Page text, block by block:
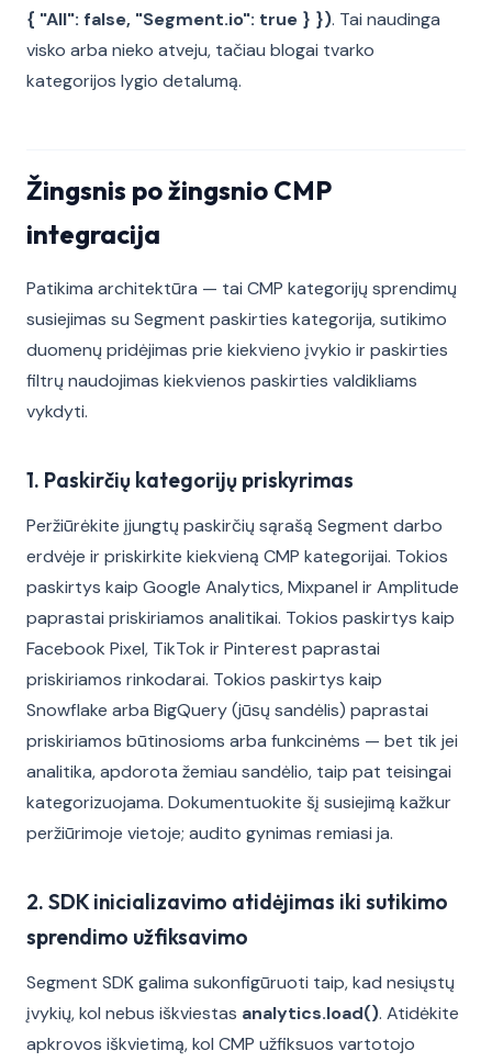
{ "All": false, "Segment.io": true } }). Tai naudinga
visko arba nieko atveju, tačiau blogai tvarko
kategorijos lygio detalumą.
Žingsnis po žingsnio CMP
integracija
Patikima architektūra — tai CMP kategorijų sprendimų
susiejimas su Segment paskirties kategorija, sutikimo
duomenų pridėjimas prie kiekvieno įvykio ir paskirties
filtrų naudojimas kiekvienos paskirties valdikliams
vykdyti.
1. Paskirčių kategorijų priskyrimas
Peržiūrėkite įjungtų paskirčių sąrašą Segment darbo
erdvėje ir priskirkite kiekvieną CMP kategorijai. Tokios
paskirtys kaip Google Analytics, Mixpanel ir Amplitude
paprastai priskiriamos analitikai. Tokios paskirtys kaip
Facebook Pixel, TikTok ir Pinterest paprastai
priskiriamos rinkodarai. Tokios paskirtys kaip
Snowflake arba BigQuery (jūsų sandėlis) paprastai
priskiriamos būtinosioms arba funkcinėms — bet tik jei
analitika, apdorota žemiau sandėlio, taip pat teisingai
kategorizuojama. Dokumentuokite šį susiejimą kažkur
peržiūrimoje vietoje; audito gynimas remiasi ja.
2. SDK inicializavimo atidėjimas iki sutikimo
sprendimo užfiksavimo
Segment SDK galima sukonfigūruoti taip, kad nesiųstų
įvykių, kol nebus iškviestas analytics.load(). Atidėkite
apkrovos iškvietimą, kol CMP užfiksuos vartotojo